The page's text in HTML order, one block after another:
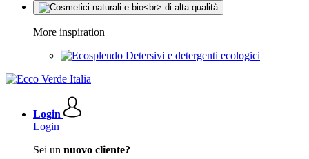
More inspiration
Detersivi e detergenti ecologici
Login
Login
Sei un nuovo cliente?